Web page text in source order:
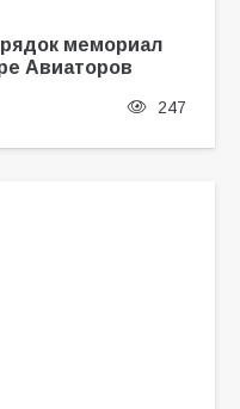
мемориал
Авиаторов
247